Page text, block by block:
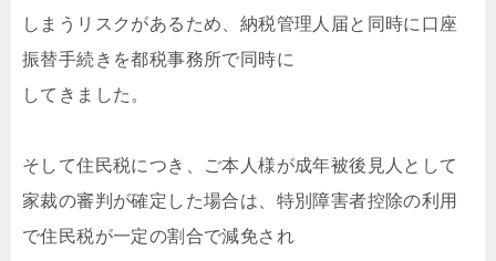
しまうリスクがあるため、納税管理人届と同時に口座
振替手続きを都税事務所で同時に
してきました。
そして住民税につき、ご本人様が成年被後見人として
家裁の審判が確定した場合は、特別障害者控除の利用
で住民税が一定の割合で減免され